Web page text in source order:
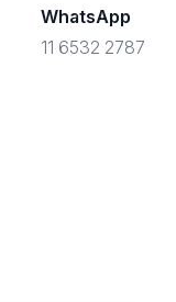
WhatsApp
11 6532 2787